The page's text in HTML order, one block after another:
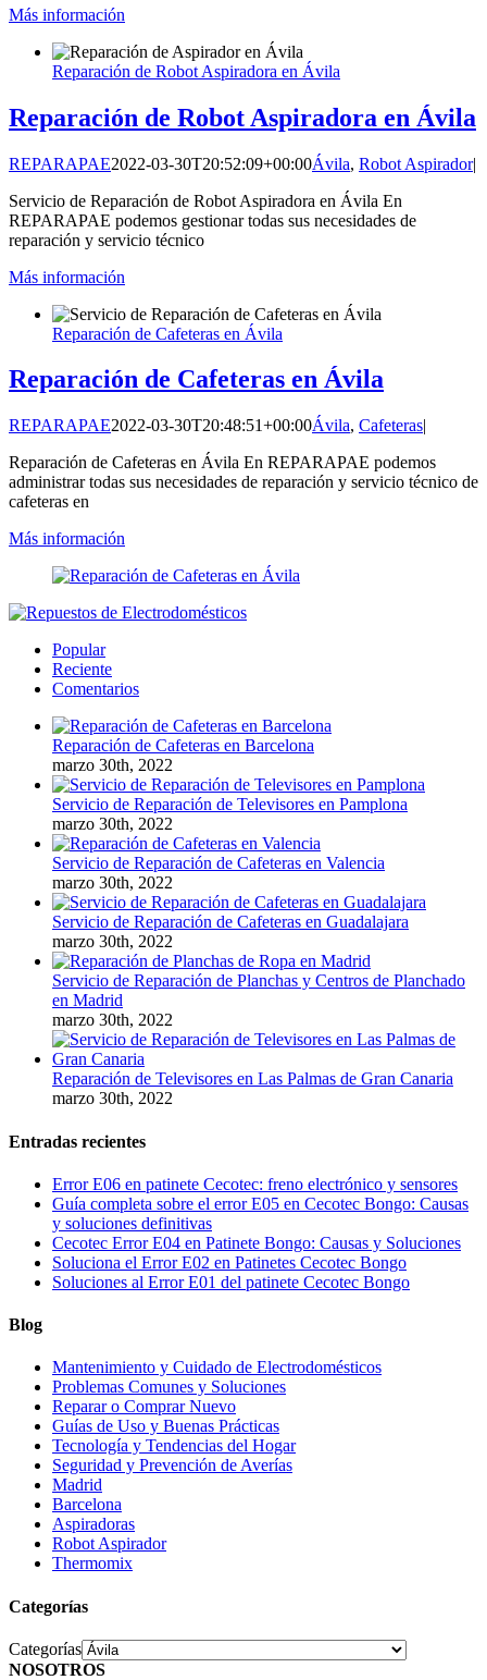
Más información
Reparación de Robot Aspiradora en Ávila
Reparación de Robot Aspiradora en Ávila
REPARAPAE2022-03-30T20:52:09+00:00Ávila, Robot Aspirador|
Servicio de Reparación de Robot Aspiradora en Ávila En
REPARAPAE podemos gestionar todas sus necesidades de
reparación y servicio técnico
Más información
Reparación de Cafeteras en Ávila
Reparación de Cafeteras en Ávila
REPARAPAE2022-03-30T20:48:51+00:00Ávila, Cafeteras|
Reparación de Cafeteras en Ávila En REPARAPAE podemos
administrar todas sus necesidades de reparación y servicio técnico de
cafeteras en
Más información
Popular
Reciente
Comentarios
Reparación de Cafeteras en Barcelona
marzo 30th, 2022
Servicio de Reparación de Televisores en Pamplona
marzo 30th, 2022
Servicio de Reparación de Cafeteras en Valencia
marzo 30th, 2022
Servicio de Reparación de Cafeteras en Guadalajara
marzo 30th, 2022
Servicio de Reparación de Planchas y Centros de Planchado
en Madrid
marzo 30th, 2022
Reparación de Televisores en Las Palmas de Gran Canaria
marzo 30th, 2022
Entradas recientes
Error E06 en patinete Cecotec: freno electrónico y sensores
Guía completa sobre el error E05 en Cecotec Bongo: Causas
y soluciones definitivas
Cecotec Error E04 en Patinete Bongo: Causas y Soluciones
Soluciona el Error E02 en Patinetes Cecotec Bongo
Soluciones al Error E01 del patinete Cecotec Bongo
Blog
Mantenimiento y Cuidado de Electrodomésticos
Problemas Comunes y Soluciones
Reparar o Comprar Nuevo
Guías de Uso y Buenas Prácticas
Tecnología y Tendencias del Hogar
Seguridad y Prevención de Averías
Madrid
Barcelona
Aspiradoras
Robot Aspirador
Thermomix
Categorías
Categorías
NOSOTROS